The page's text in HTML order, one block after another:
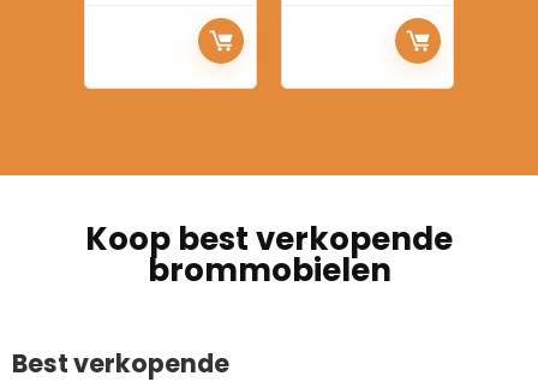
Koop best verkopende
brommobielen
Best verkopende